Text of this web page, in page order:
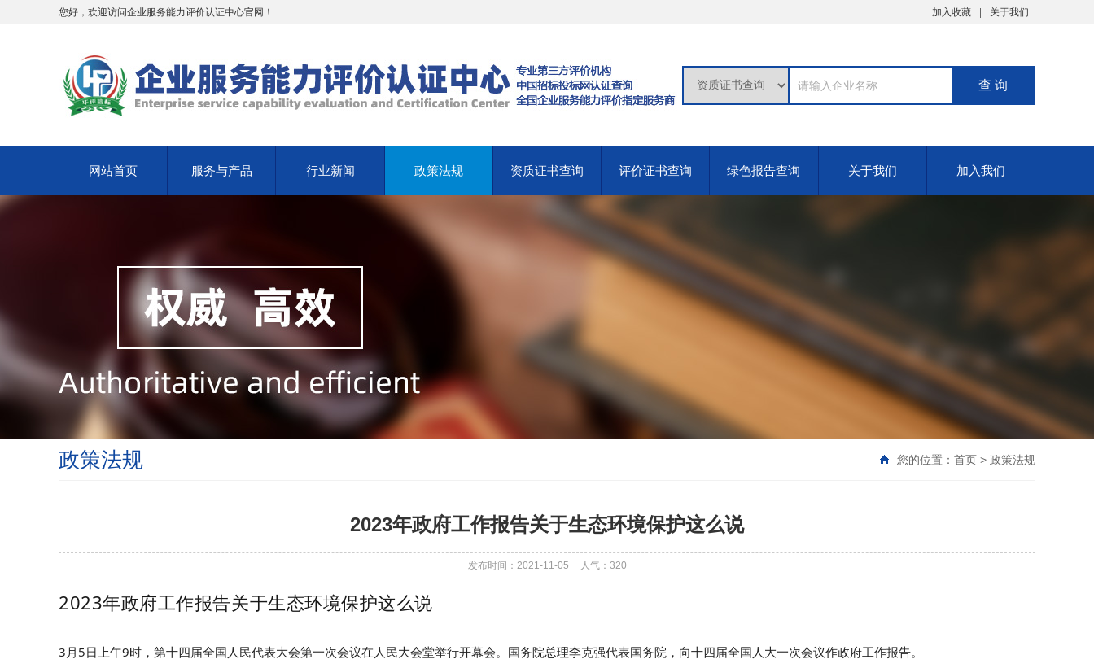
您好，欢迎访问企业服务能力评价认证中心官网！ 加入收藏 关于我们
网站首页 服务与产品 行业新闻 政策法规 资质证书查询 评价证书查询 绿色报告查询 关于我们 加入我们
政策法规 您的位置： 首页 > 政策法规
2023年政府工作报告关于生态环境保护这么说
发布时间：2021-11-05 人气： 320
2023年政府工作报告关于生态环境保护这么说
3月5日上午9时，第十四届全国人民代表大会第一次会议在人民大会堂举行开幕会。国务院总理李克强代表国务院，向十四届全国人大一次会议作政府工作报告。